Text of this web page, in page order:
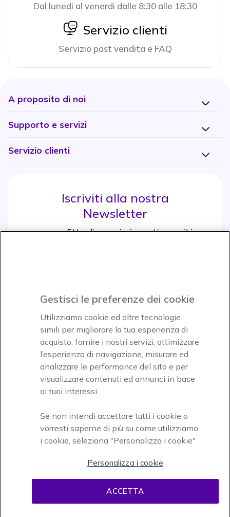
Dal lunedi al venerdi dalle 8:30 alle 18:30
icon
Servizio clienti
Servizio post vendita e FAQ
A proposito di noi
Supporto e servizi
Servizio clienti
Iscriviti alla nostra
Newsletter
e approfitta di maggiori sconti e novità
Icon
Icon
Paga facilmente ed in assoluta sicurezza
Accettiamo
Gestisci le preferenze dei cookie
Utilizziamo cookie ed altre tecnologie
simili per migliorare la tua esperienza di
acquisto, fornire i nostri servizi, ottimizzare
l’esperienza di navigazione, misurare ed
analizzare le performance del sito e per
visualizzare contenuti ed annunci in base
ai tuoi interessi.
Se non intendi accettare tutti i cookie o
vorresti saperne di più su come utilizziamo
i cookie, seleziona "Personalizza i cookie"
Personalizza i cookie
ACCETTA